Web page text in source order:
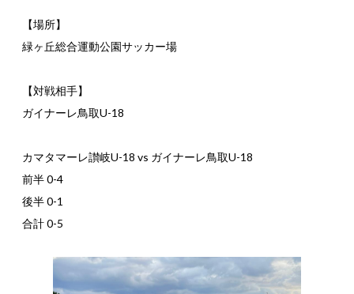
【場所】
緑ヶ丘総合運動公園サッカー場
【対戦相手】
ガイナーレ鳥取U-18
カマタマーレ讃岐U-18 vs ガイナーレ鳥取U-18
前半 0-4
後半 0-1
合計 0-5